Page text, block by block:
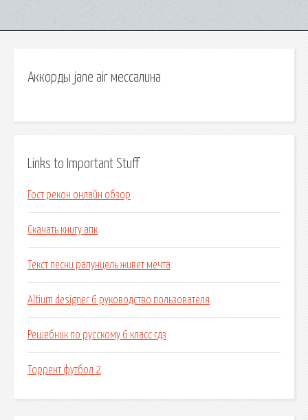
Аккорды jane air мессалина
Links to Important Stuff
Гост рекон онлайн обзор
Скачать книгу апк
Текст песни рапунцель живет мечта
Altium designer 6 руководство пользователя
Решебник по русскому 6 класс гдз
Торрент футбол 2